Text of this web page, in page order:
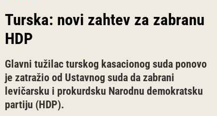
Turska: novi zahtev za zabranu
HDP
Glavni tužilac turskog kasacionog suda ponovo
je zatražio od Ustavnog suda da zabrani
levičarsku i prokurdsku Narodnu demokratsku
partiju (HDP).